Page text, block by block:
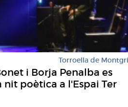
Torroella de Montgrí
i Borja Penalba es
nit poètica a l'Espai Ter